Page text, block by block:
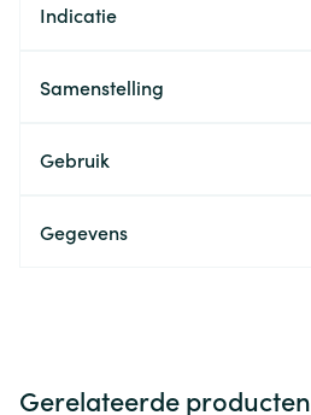
Indicatie
Samenstelling
Gebruik
Gegevens
Gerelateerde producten